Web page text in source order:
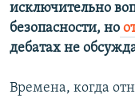
исключительно
безопасности, но
дебатах не
Времена, когда